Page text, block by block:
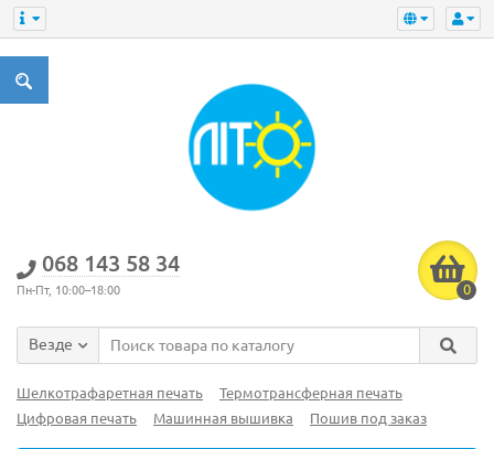
‎068 143 58 34
Пн-Пт, 10:00–18:00 0
Везде
Шелкотрафаретная печать
Термотрансферная печать
Цифровая печать
Машинная вышивка Пошив под заказ